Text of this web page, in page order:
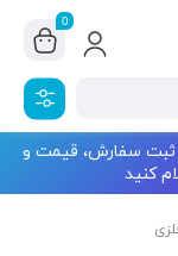
0
ثبت سفارش، قیمت و
کنید